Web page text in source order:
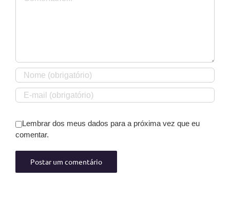
Lembrar dos meus dados para a próxima vez que eu
comentar.